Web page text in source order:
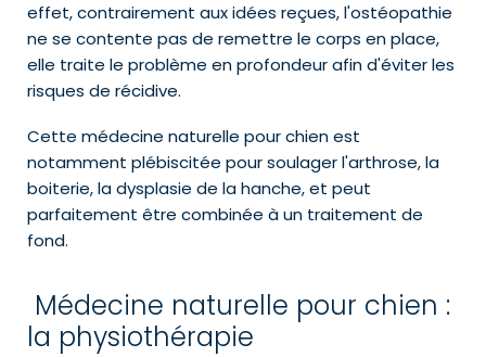
effet, contrairement aux idées reçues, l'ostéopathie
ne se contente pas de remettre le corps en place,
elle traite le problème en profondeur afin d'éviter les
risques de récidive.
Cette médecine naturelle pour chien est
notamment plébiscitée pour soulager l'arthrose, la
boiterie, la dysplasie de la hanche, et peut
parfaitement être combinée à un traitement de
fond.
Médecine naturelle pour chien :
la physiothérapie